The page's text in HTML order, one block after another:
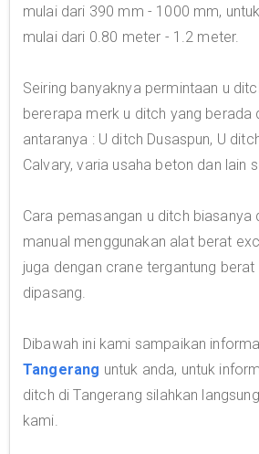
mulai dari 390 mm - 1000 mm,
mulai dari 0.80 meter - 1.2 meter.
Seiring banyaknya permintaan u
bererapa merk u ditch yang berada
antaranya : U ditch Dusaspun, U
Calvary, varia usaha beton dan lain
Cara pemasangan u ditch biasanya
manual menggunakan alat berat
juga dengan crane tergantung berat
dipasang.
Dibawah ini kami sampaikan
Tangerang untuk anda, untuk
ditch di Tangerang silahkan
kami.